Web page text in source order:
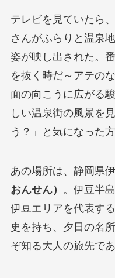
テレビを見ていたら
さんがふらりと温泉
姿が映し出された。
を抜く時だ～アテの
面の向こうに広がる
しい温泉街の風景を
う？」と気になった
あの場所は、静岡県
おんせん） 。伊豆半
伊豆エリアを代表す
史を持ち、夕日の名
ぞ知る大人の旅先であ